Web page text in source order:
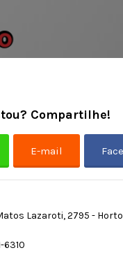
Compartilhe!
Lazaroti, 2795 - Horto
6310